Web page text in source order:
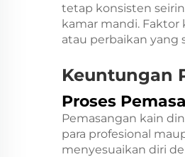
tetap konsisten
kamar mandi.
atau perbaikan yang
Keuntungan
Proses
Pemasangan kain
para profesional
menyesuaikan diri